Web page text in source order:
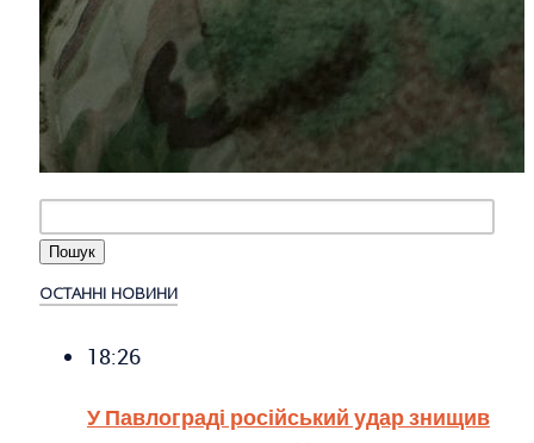
ОСТАННІ НОВИНИ
18:26
У Павлограді російський удар знищив